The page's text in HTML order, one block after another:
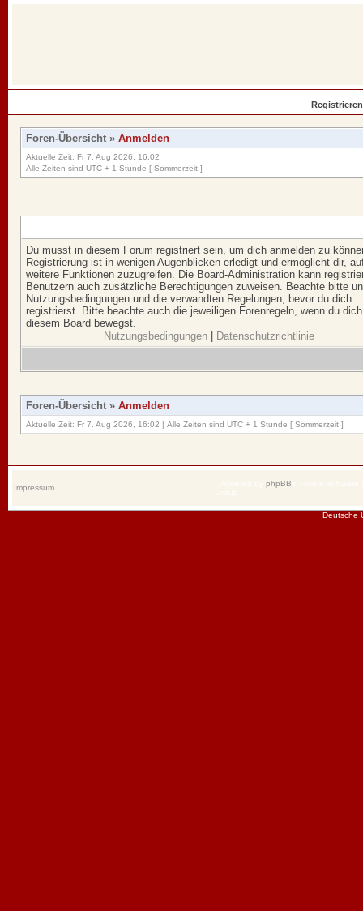
Registrieren
Foren-Übersicht » Anmelden
Aktuelle Zeit: Fr 7. Aug 2026, 16:02
Alle Zeiten sind UTC + 1 Stunde [ Sommerzeit ]
Du musst in diesem Forum registriert sein, um dich anmelden zu
Registrierung ist in wenigen Augenblicken erledigt und ermöglicht dir,
weitere Funktionen zuzugreifen. Die Board-Administration kann
Benutzern auch zusätzliche Berechtigungen zuweisen. Beachte bitte
Nutzungsbedingungen und die verwandten Regelungen, bevor du dich
registrierst. Bitte beachte auch die jeweiligen Forenregeln, wenn du
diesem Board bewegst.
Nutzungsbedingungen
Datenschutzrichtlinie
Foren-Übersicht » Anmelden
Aktuelle Zeit: Fr 7. Aug 2026, 16:02 | Alle Zeiten sind UTC + 1 Stunde [ Sommerzeit ]
Impressum phpBB
Deutsche